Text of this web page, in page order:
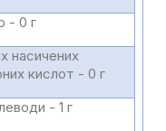
- 0 г
насичених
кислот - 0 г
- 1 г